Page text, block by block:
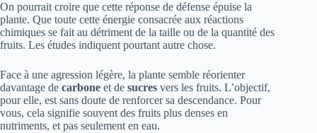
On pourrait croire que cette réponse de défense épuise la
plante. Que toute cette énergie consacrée aux réactions
chimiques se fait au détriment de la taille ou de la quantité des
fruits. Les études indiquent pourtant autre chose.
Face à une agression légère, la plante semble réorienter
davantage de carbone et de sucres vers les fruits. L’objectif,
pour elle, est sans doute de renforcer sa descendance. Pour
vous, cela signifie souvent des fruits plus denses en
nutriments, et pas seulement en eau.